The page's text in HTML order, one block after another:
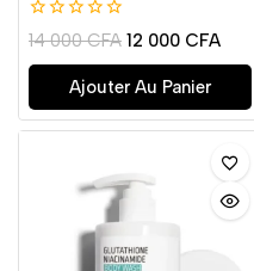
0
de
5
14 000CFA 12 000 CFA
Ajouter Au Panier